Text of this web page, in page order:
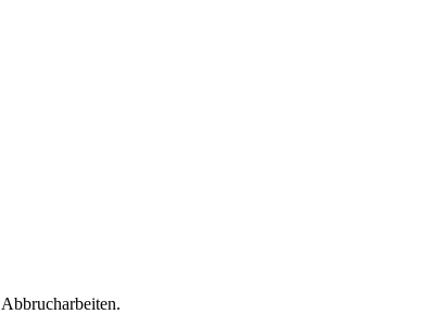
Abbrucharbeiten.